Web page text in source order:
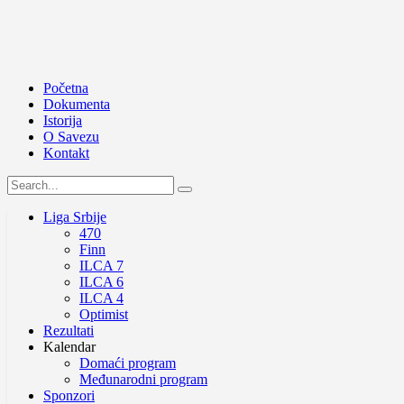
Početna
Dokumenta
Istorija
O Savezu
Kontakt
Liga Srbije
470
Finn
ILCA 7
ILCA 6
ILCA 4
Optimist
Rezultati
Kalendar
Domaći program
Međunarodni program
Sponzori